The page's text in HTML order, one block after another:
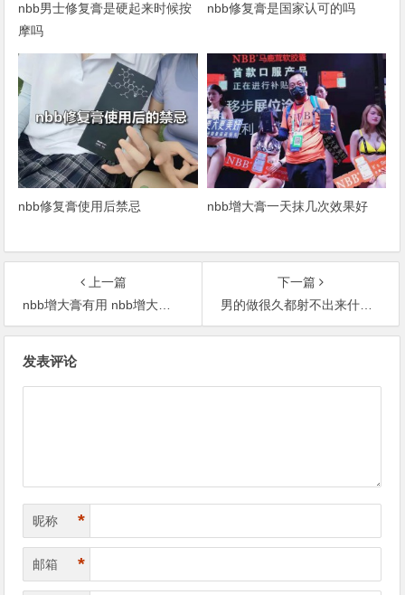
nbb男士修复膏是硬起来时候按
摩吗
nbb修复膏是国家认可的吗
nbb修复膏使用后禁忌 nbb增大膏一天抹几次效果好
上一篇
nbb增大膏有用 nbb增大膏效果作用揭秘
下一篇
男的做很久都射不出来什么原因——不射精症
发表评论
昵称 *
邮箱 *